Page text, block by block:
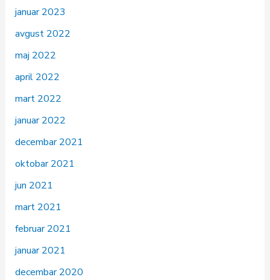
januar 2023
avgust 2022
maj 2022
april 2022
mart 2022
januar 2022
decembar 2021
oktobar 2021
jun 2021
mart 2021
februar 2021
januar 2021
decembar 2020